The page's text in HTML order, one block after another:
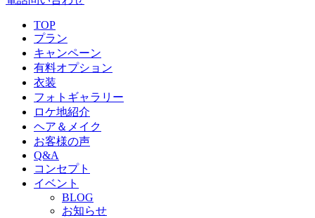
TOP
プラン
キャンペーン
有料オプション
衣装
フォトギャラリー
ロケ地紹介
ヘア＆メイク
お客様の声
Q&A
コンセプト
イベント
BLOG
お知らせ